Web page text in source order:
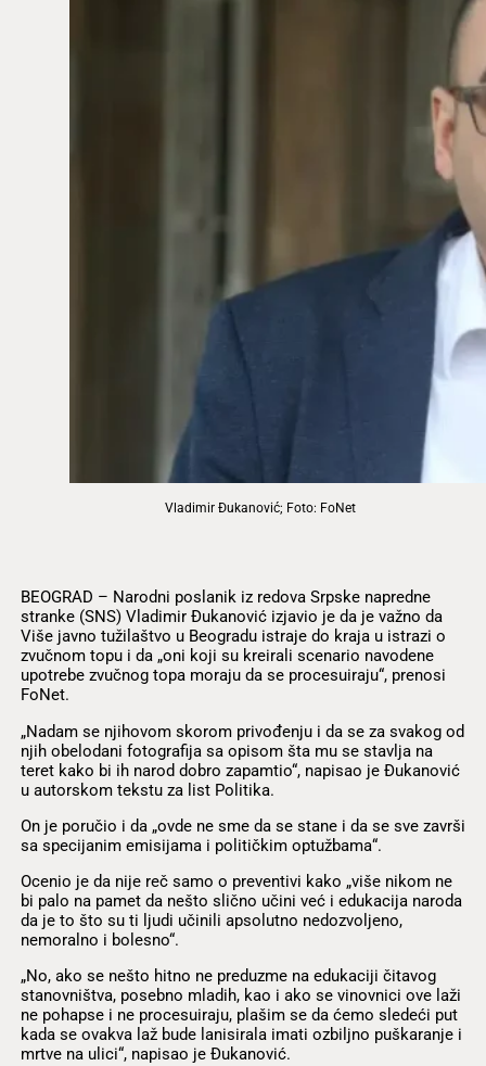
Vladimir Đukanović; Foto: FoNet
BEOGRAD – Narodni poslanik iz redova Srpske napredne
stranke (SNS) Vladimir Đukanović izjavio je da je važno da
Više javno tužilaštvo u Beogradu istraje do kraja u istrazi o
zvučnom topu i da „oni koji su kreirali scenario navodene
upotrebe zvučnog topa moraju da se procesuiraju“, prenosi
FoNet.
„Nadam se njihovom skorom privođenju i da se za svakog od
njih obelodani fotografija sa opisom šta mu se stavlja na
teret kako bi ih narod dobro zapamtio“, napisao je Đukanović
u autorskom tekstu za list Politika.
On je poručio i da „ovde ne sme da se stane i da se sve završi
sa specijanim emisijama i političkim optužbama“.
Ocenio je da nije reč samo o preventivi kako „više nikom ne
bi palo na pamet da nešto slično učini već i edukacija naroda
da je to što su ti ljudi učinili apsolutno nedozvoljeno,
nemoralno i bolesno“.
„No, ako se nešto hitno ne preduzme na edukaciji čitavog
stanovništva, posebno mladih, kao i ako se vinovnici ove laži
ne pohapse i ne procesuiraju, plašim se da ćemo sledeći put
kada se ovakva laž bude lanisirala imati ozbiljno puškaranje i
mrtve na ulici“, napisao je Đukanović.